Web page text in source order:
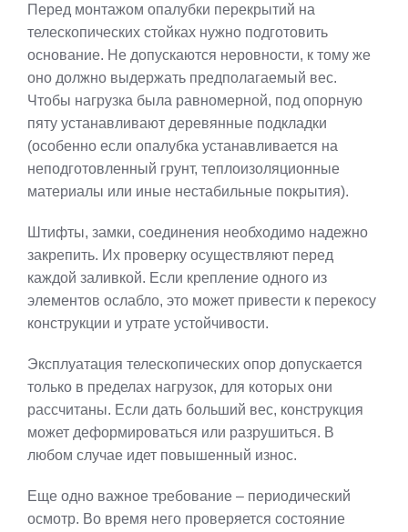
Перед монтажом опалубки перекрытий на
телескопических стойках нужно подготовить
основание. Не допускаются неровности, к тому же
оно должно выдержать предполагаемый вес.
Чтобы нагрузка была равномерной, под опорную
пяту устанавливают деревянные подкладки
(особенно если опалубка устанавливается на
неподготовленный грунт, теплоизоляционные
материалы или иные нестабильные покрытия).
Штифты, замки, соединения необходимо надежно
закрепить. Их проверку осуществляют перед
каждой заливкой. Если крепление одного из
элементов ослабло, это может привести к перекосу
конструкции и утрате устойчивости.
Эксплуатация телескопических опор допускается
только в пределах нагрузок, для которых они
рассчитаны. Если дать больший вес, конструкция
может деформироваться или разрушиться. В
любом случае идет повышенный износ.
Еще одно важное требование – периодический
осмотр. Во время него проверяется состояние